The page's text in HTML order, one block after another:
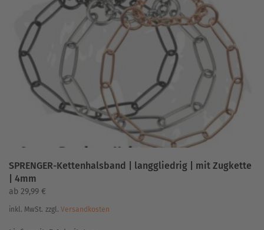
Die
Optionen
können
auf
der
Produktseite
gewählt
werden
SPRENGER-Kettenhalsband | langgliedrig | mit Zugkette
| 4mm
ab 29,99 €
inkl. MwSt. zzgl. Versandkosten